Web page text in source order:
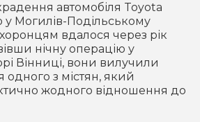
на нас у Telegram
автомобіля Toyota
у Могилів-Подільському
вдалося через рік
нічну операцію у
Вінниці, вони вилучили
одного з містян, який
жодного відношення до